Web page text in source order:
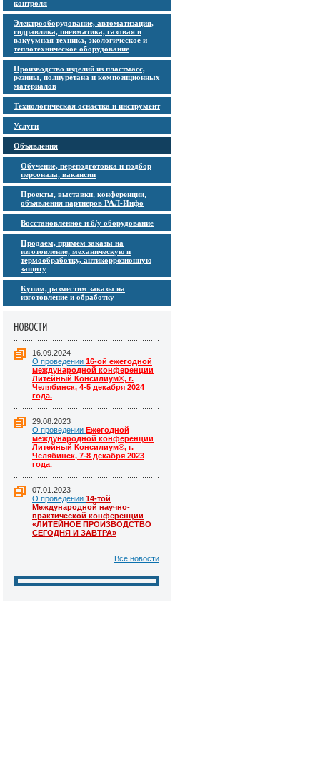
контроля
Электрооборудование, автоматизация,
гидравлика, пневматика, газовая и
вакуумная техника, экологическое и
теплотехническое оборудование
Производство изделий из пластмасс,
резины, полиуретана и композиционных
материалов
Технологическая оснастка и инструмент
Услуги
Объявления
Обучение, переподготовка и подбор
персонала, вакансии
Проекты, выставки, конференции,
объявления партнеров РАЛ-Инфо
Восстановленное и б/у оборудование
Продаем, примем заказы на
изготовление, механическую и
термообработку, антикоррозионную
защиту
Купим, разместим заказы на
изготовление и обработку
16.09.2024
О проведении 16-ой ежегодной
международной конференции
Литейный Консилиум®, г.
Челябинск, 4-5 декабря 2024
года.
29.08.2023
О проведении Ежегодной
международной конференции
Литейный Консилиум®, г.
Челябинск, 7-8 декабря 2023
года.
07.01.2023
О проведении 14-той
Международной научно-
практической конференции
«ЛИТЕЙНОЕ ПРОИЗВОДСТВО
СЕГОДНЯ И ЗАВТРА»
Все новости